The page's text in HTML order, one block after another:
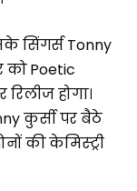
सिंगर्स Tonny
को Poetic
होगा।
कुर्सी पर बैठे
की केमिस्ट्री